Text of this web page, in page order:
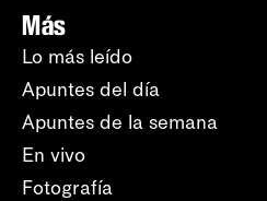
Más
Lo más leído
Apuntes del día
Apuntes de la semana
En vivo
Fotografía